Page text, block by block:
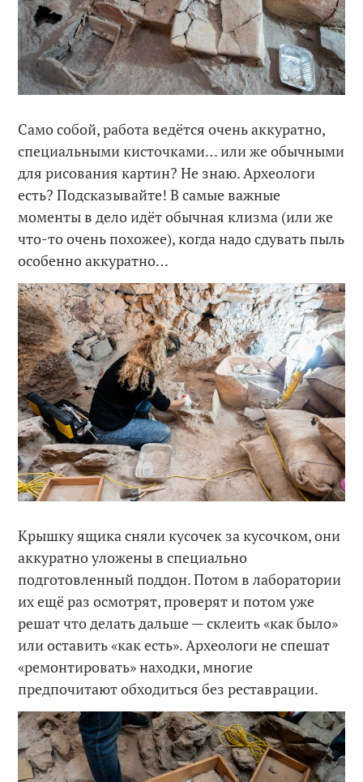
Само собой, работа ведётся очень аккуратно,
специальными кисточками… или же обычными
для рисования картин? Не знаю. Археологи
есть? Подсказывайте! В самые важные
моменты в дело идёт обычная клизма (или же
что-то очень похожее), когда надо сдувать пыль
особенно аккуратно…
Крышку ящика сняли кусочек за кусочком, они
аккуратно уложены в специально
подготовленный поддон. Потом в лаборатории
их ещё раз осмотрят, проверят и потом уже
решат что делать дальше — склеить «как было»
или оставить «как есть». Археологи не спешат
«ремонтировать» находки, многие
предпочитают обходиться без реставрации.